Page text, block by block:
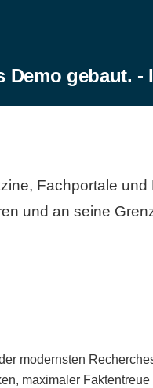
Demo gebaut. -
Fachportale
und an seine
modernsten
maximaler